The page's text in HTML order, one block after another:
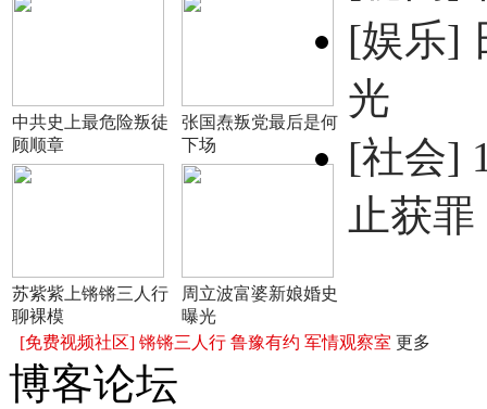
中共史上最危险叛徒
顾顺章
张国焘叛党最后是何
下场
苏紫紫上锵锵三人行
聊裸模
周立波富婆新娘婚史
曝光
[娱乐]
光
[社会]
止获罪
[免费视频社区] 锵锵三人行 鲁豫有约 军情观察室 更多
博客论坛